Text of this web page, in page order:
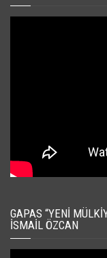
GAPAS “YENI
İSMAIL ÖZCAN